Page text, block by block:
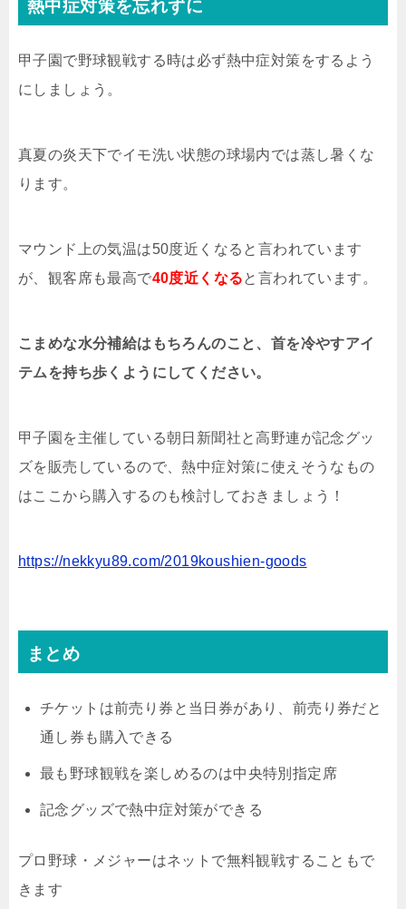
熱中症対策を忘れずに
甲子園で野球観戦する時は必ず熱中症対策をするよう
にしましょう。
真夏の炎天下でイモ洗い状態の球場内では蒸し暑くな
ります。
マウンド上の気温は50度近くなると言われています
が、観客席も最高で40度近くなると言われています。
こまめな水分補給はもちろんのこと、首を冷やすアイ
テムを持ち歩くようにしてください。
甲子園を主催している朝日新聞社と高野連が記念グッ
ズを販売しているので、熱中症対策に使えそうなもの
はここから購入するのも検討しておきましょう！
https://nekkyu89.com/2019koushien-goods
まとめ
チケットは前売り券と当日券があり、前売り券だと
通し券も購入できる
最も野球観戦を楽しめるのは中央特別指定席
記念グッズで熱中症対策ができる
プロ野球・メジャーはネットで無料観戦することもで
きます